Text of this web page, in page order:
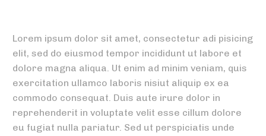
Lorem ipsum dolor sit amet, consectetur adi pisicing
elit, sed do eiusmod tempor incididunt ut labore et
dolore magna aliqua. Ut enim ad minim veniam, quis
exercitation ullamco laboris nisiut aliquip ex ea
commodo consequat. Duis aute irure dolor in
reprehenderit in voluptate velit esse cillum dolore
eu fugiat nulla pariatur. Sed ut perspiciatis unde